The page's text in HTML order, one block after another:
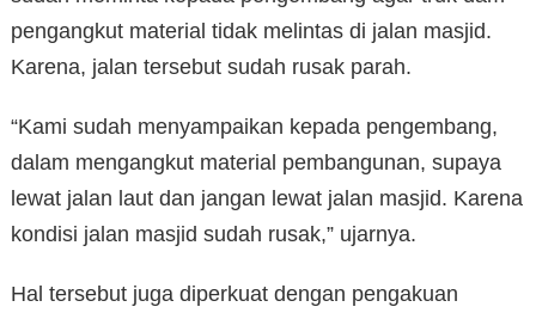
pengangkut material tidak melintas di jalan masjid.
Karena, jalan tersebut sudah rusak parah.
“Kami sudah menyampaikan kepada pengembang,
dalam mengangkut material pembangunan, supaya
lewat jalan laut dan jangan lewat jalan masjid. Karena
kondisi jalan masjid sudah rusak,” ujarnya.
Hal tersebut juga diperkuat dengan pengakuan